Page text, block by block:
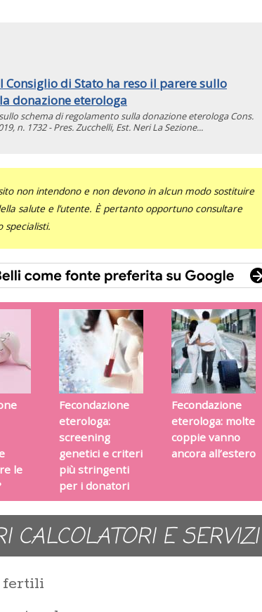
di Stato ha reso il parere sullo
donazione eterologa
schema di regolamento sulla donazione eterologa Cons.
n. 1732 - Pres. Zucchelli, Est. Neri La Sezione...
non intendono e non devono in alcun modo sostituire
salute e l’utente. È pertanto opportuno consultare
le
Fecondazione
eterologa:
screening
genetici e criteri
più stringenti
per i donatori
Fecondazione
eterologa: molte
coppie vanno
ancora all’estero
CALCOLATORI E SERVIZI
fertili